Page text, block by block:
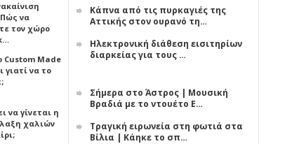
να
τον χώρο
Custom Made
γιατί να το
να γίνεται η
χαλιών
Κάπνα από τις πυρκαγιές της
Αττικής στον ουρανό τη…
Ηλεκτρονική διάθεση εισιτηρίων
διαρκείας για τους …
Σήμερα στο Άστρος | Μουσική
Βραδιά με το ντουέτο Ε…
Τραγική ειρωνεία στη φωτιά στα
Βίλια | Κάηκε το σπ…